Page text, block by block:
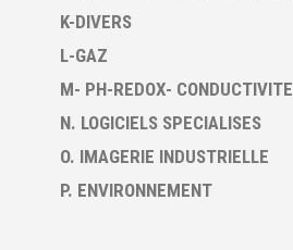
K-DIVERS
L-GAZ
M- PH-REDOX- CONDUCTIVITE
N. LOGICIELS SPECIALISES
O. IMAGERIE INDUSTRIELLE
P. ENVIRONNEMENT